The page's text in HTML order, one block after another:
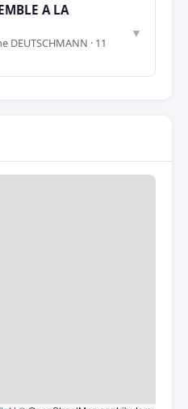
A LA
DEUTSCHMANN · 11
▼